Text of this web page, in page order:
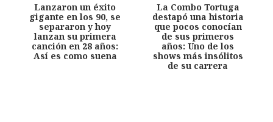
Lanzaron un éxito
gigante en los 90, se
separaron y hoy
lanzan su primera
canción en 28 años:
Así es como suena
La Combo Tortuga
destapó una historia
que pocos conocían
de sus primeros
años: Uno de los
shows más insólitos
de su carrera